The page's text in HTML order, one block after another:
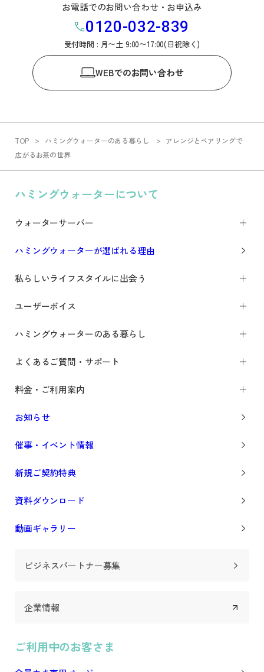
お電話でのお問い合わせ・お申込み
0120-032-839
受付時間 : 月〜土 9:00〜17:00(日祝除く)
WEBでのお問い合わせ
TOP ハミングウォーターのある暮らし
アレンジとペアリングで
広がるお茶の世界
ハミングウォーターについて
ウォーターサーバー
ハミングウォーターが選ばれる理由
私らしいライフスタイルに出会う
ユーザーボイス
ハミングウォーターのある暮らし
よくあるご質問・サポート
料金・ご利用案内
お知らせ
催事・イベント情報
新規ご契約特典
資料ダウンロード
動画ギャラリー
ビジネスパートナー募集
企業情報
ご利用中のお客さま